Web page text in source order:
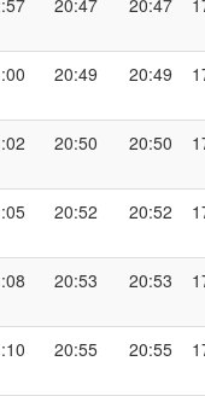
20:47
20:47
22:57
20:49
20:49
23:00
20:50
20:50
23:02
20:52
20:52
23:05
20:53
20:53
23:08
20:55
20:55
23:10